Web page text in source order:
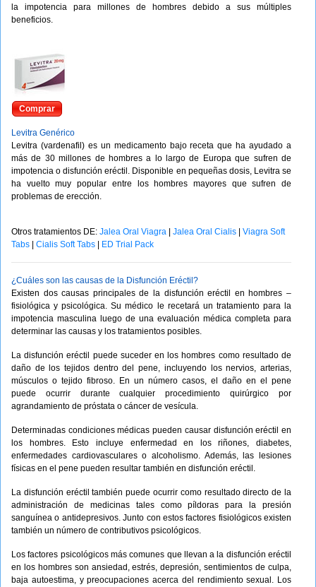
la impotencia para millones de hombres debido a sus múltiples
beneficios.
Comprar
Levitra Genérico
Levitra (vardenafil) es un medicamento bajo receta que ha ayudado a
más de 30 millones de hombres a lo largo de Europa que sufren de
impotencia o disfunción eréctil. Disponible en pequeñas dosis, Levitra se
ha vuelto muy popular entre los hombres mayores que sufren de
problemas de erección.
Otros tratamientos DE: Jalea Oral Viagra Jalea Oral Cialis
Viagra Soft
Tabs
Cialis Soft Tabs ED Trial Pack
¿Cuáles son las causas de la Disfunción Eréctil?
Existen dos causas principales de la disfunción eréctil en hombres –
fisiológica y psicológica. Su médico le recetará un tratamiento para la
impotencia masculina luego de una evaluación médica completa para
determinar las causas y los tratamientos posibles.
La disfunción eréctil puede suceder en los hombres como resultado de
daño de los tejidos dentro del pene, incluyendo los nervios, arterias,
músculos o tejido fibroso. En un número casos, el daño en el pene
puede ocurrir durante cualquier procedimiento quirúrgico por
agrandamiento de próstata o cáncer de vesícula.
Determinadas condiciones médicas pueden causar disfunción eréctil en
los hombres. Esto incluye enfermedad en los riñones, diabetes,
enfermedades cardiovasculares o alcoholismo. Además, las lesiones
físicas en el pene pueden resultar también en disfunción eréctil.
La disfunción eréctil también puede ocurrir como resultado directo de la
administración de medicinas tales como píldoras para la presión
sanguínea o antidepresivos. Junto con estos factores fisiológicos existen
también un número de contributivos psicológicos.
Los factores psicológicos más comunes que llevan a la disfunción eréctil
en los hombres son ansiedad, estrés, depresión, sentimientos de culpa,
baja autoestima, y preocupaciones acerca del rendimiento sexual. Los